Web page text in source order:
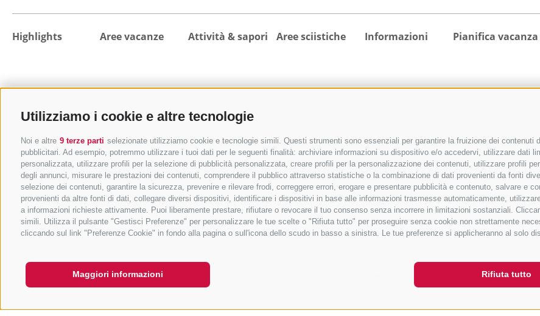
Utilizziamo i cookie e altre tecnologie
Noi e altre 9 terze parti selezionate utilizziamo cookie e tecnologie simili. Questi strumenti sono essenziali per garantire la fruizione dei
pubblicitari. Ad esempio, potremmo utilizzare i tuoi dati per le seguenti finalità: archiviare informazioni su dispositivo e/o accedervi, utilizzare dati
personalizzata, utilizzare profili per la selezione di pubblicità personalizzata, creare profili per la personalizzazione dei contenuti, utilizzare profili
degli annunci, misurare le prestazioni dei contenuti, comprendere il pubblico attraverso statistiche o la combinazione di dati provenienti da fonti
selezione dei contenuti, garantire la sicurezza, prevenire e rilevare frodi, correggere errori, erogare e presentare pubblicità e contenuto, salvare e
provenienti da altre fonti di dati, collegare diversi dispositivi, identificare i dispositivi in base alle informazioni trasmesse automaticamente,
a informazioni richieste attivamente. Puoi liberamente prestare, rifiutare o revocare il tuo consenso senza incorrere in limitazioni sostanziali.
simili. Utilizza il pulsante "Gestisci Preferenze" per personalizzare le tue scelte o "Rifiuta tutto" per proseguire senza cookie non strettamente
cliccando sul link "Preferenze Cookie" in fondo alla pagina o sull'icona dello scudo in basso a sinistra. Le tue preferenze si applicheranno al solo
Rifiuta tutto
Maggiori informazioni
Highlights
Eventi principali
Aree vacanze
Colle Isarco
Vipiteno
Campo di Trens
Val di Vizze
Val Racines
Val Ridanna
Val Giovo
Attività & sapori
Malghe e rifugi
Mangiare e bere
MTB e bicicletta
Benessere e relax
Vacanza in famiglia
Città e cultura
Vacanza sci
Sci alpinismo
Sport invernali
Aree sciistiche
Racines-Giovo
Area sciistica
Ladurns
1 skipass per tutte le
aree sciistiche
Informazioni
manifestazioni
Richiesta cataloghi
Downloads
Foto
Video
Blog
Guestnet
Pianifica vacanza
activeCARD Racines
activeCARD Vipiteno
Colle Isarco CARD
Come arrivare
MAPPA DEL SITO COOKIE POLICY